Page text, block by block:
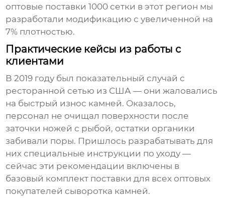
оптовые поставки 1000 сетки в этот регион мы
разработали модификацию с увеличенной на
7% плотностью.
Практические кейсы из работы с
клиентами
В 2019 году был показательный случай с
ресторанной сетью из США — они жаловались
на быстрый износ камней. Оказалось,
персонал не очищал поверхности после
заточки ножей с рыбой, остатки органики
забивали поры. Пришлось разрабатывать для
них специальные инструкции по уходу —
сейчас эти рекомендации включены в
базовый комплект поставки для всех оптовых
покупателей сыворотка камней.